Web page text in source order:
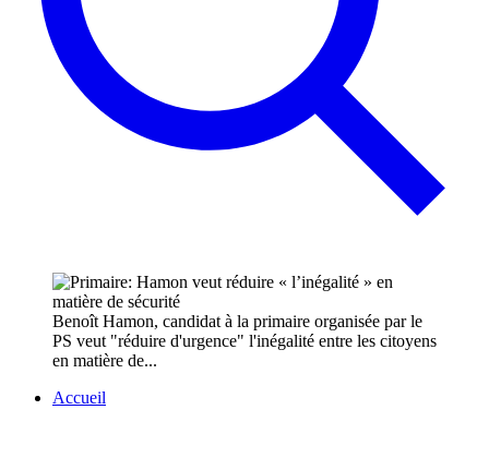
Benoît Hamon, candidat à la primaire organisée par le
PS veut "réduire d'urgence" l'inégalité entre les citoyens
en matière de...
Accueil